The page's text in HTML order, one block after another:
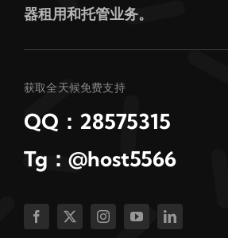
器租用和托管业务。
获取全天候免费支持
QQ：28575315
Tg：@host5566